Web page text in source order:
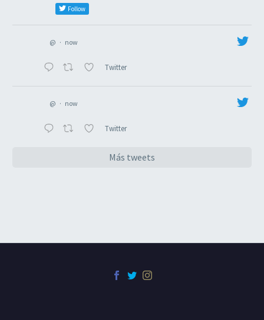
Follow
@ · now
Twitter
@ · now
Twitter
Más tweets